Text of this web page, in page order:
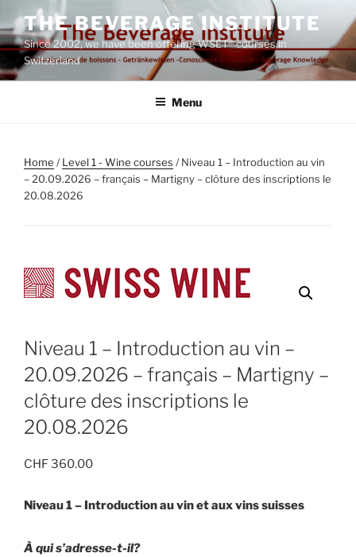
to
content
THE BEVERAGE INSTITUTE
Since 2002, we have been offering WSET® courses in
Switzerland
Menu
Home /Level 1 - Wine courses / Niveau 1 – Introduction au vin
– 20.09.2026 – français – Martigny – clôture des inscriptions le
20.08.2026
Niveau 1 – Introduction au vin –
20.09.2026 – français – Martigny –
clôture des inscriptions le
20.08.2026
CHF360.00
Niveau 1 – Introduction au vin et aux vins suisses
À qui s’adresse-t-il?